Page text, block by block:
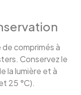
comprimés à
Conservez le
la lumière et à
25 °C).